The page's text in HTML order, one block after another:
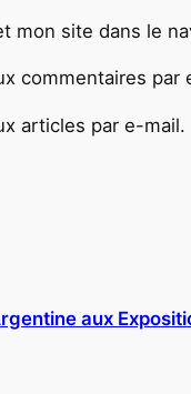
mon site dans le
commentaires par
articles par e-mail.
aux